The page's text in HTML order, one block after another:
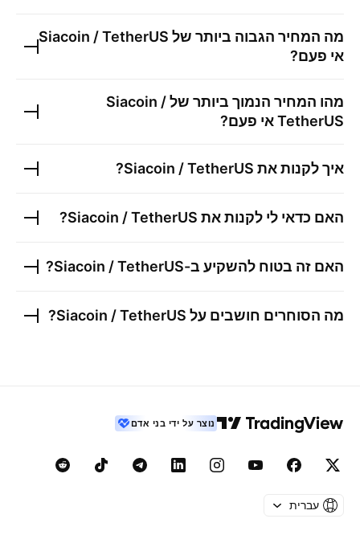
מה המחיר הגבוה ביותר של Siacoin / TetherUS
אי פעם?
מהו המחיר הנמוך ביותר שלSiacoin /
TetherUSאי פעם?
איך לקנות את Siacoin / TetherUS
?
האם כדאי לי לקנות את Siacoin / TetherUS
?
האם זה בטוח להשקיע ב-Siacoin / TetherUS
?
מה הסוחרים חושבים על Siacoin / TetherUS
?
נוצר על ידי בני אדם
עברית